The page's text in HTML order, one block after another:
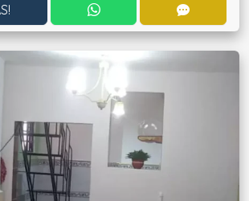
CONTACTAR POR